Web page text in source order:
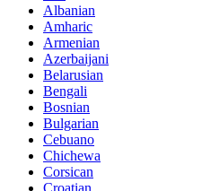
Albanian
Amharic
Armenian
Azerbaijani
Belarusian
Bengali
Bosnian
Bulgarian
Cebuano
Chichewa
Corsican